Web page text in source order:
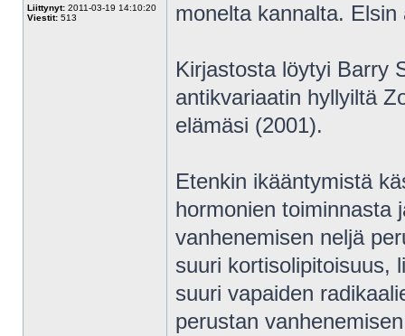
Liittynyt: 2011-03-19 14:10:20
Viestit: 513
monelta kannalta.
Kirjastosta löytyi Barry
antikvariaatin hyllyiltä
elämäsi (2001).
Etenkin ikääntymistä
hormonien toiminnasta
vanhenemisen neljä
suuri kortisolipitoisuus,
suuri vapaiden
perustan